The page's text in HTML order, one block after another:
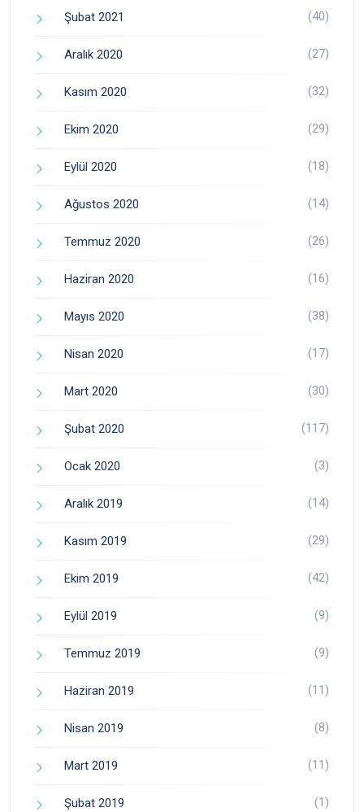
Şubat 2021 (40)
Aralık 2020 (27)
Kasım 2020 (32)
Ekim 2020 (29)
Eylül 2020 (18)
Ağustos 2020 (14)
Temmuz 2020 (26)
Haziran 2020 (16)
Mayıs 2020 (38)
Nisan 2020 (17)
Mart 2020 (30)
Şubat 2020 (117)
Ocak 2020 (3)
Aralık 2019 (14)
Kasım 2019 (29)
Ekim 2019 (42)
Eylül 2019 (9)
Temmuz 2019 (9)
Haziran 2019 (11)
Nisan 2019 (8)
Mart 2019 (11)
Şubat 2019 (1)